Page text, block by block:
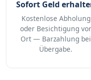
Sofort Geld
Kostenlose Abholung
oder Besichtigung vor
Ort — Barzahlung bei
Übergabe.